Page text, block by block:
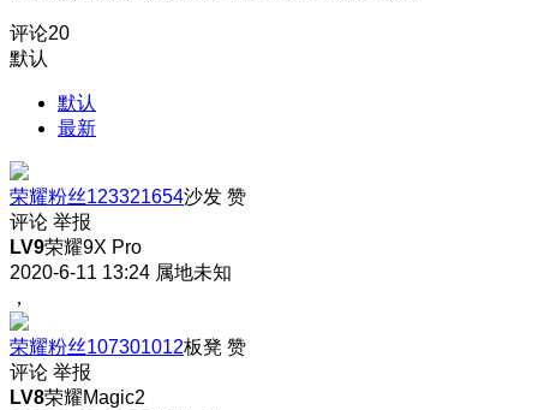
评论20
默认
默认
最新
荣耀粉丝123321654沙发 赞
评论 举报
LV9荣耀9X Pro
2020-6-11 13:24 属地未知
，
荣耀粉丝107301012板凳 赞
评论 举报
LV8荣耀Magic2